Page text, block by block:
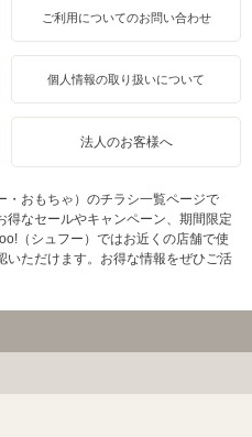
ご利用についてのお問い合わせ
個人情報の取り扱いについて
法人のお客様へ
・おもちゃ）のチラシ一覧ページで
なセールやキャンペーン、期間限定
（シュフー）ではお近くの店舗で使
いただけます。お得な情報をぜひご活